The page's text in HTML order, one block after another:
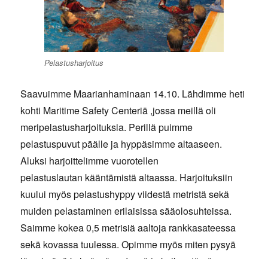
Pelastusharjoitus
Saavuimme Maarianhaminaan 14.10. Lähdimme heti
kohti Maritime Safety Centeriä ,jossa meillä oli
meripelastusharjoituksia. Perillä puimme
pelastuspuvut päälle ja hyppäsimme altaaseen.
Aluksi harjoittelimme vuorotellen
pelastuslautan kääntämistä altaassa. Harjoituksiin
kuului myös pelastushyppy viidestä metristä sekä
muiden pelastaminen erilaisissa sääolosuhteissa.
Saimme kokea 0,5 metrisiä aaltoja rankkasateessa
sekä kovassa tuulessa. Opimme myös miten pysyä